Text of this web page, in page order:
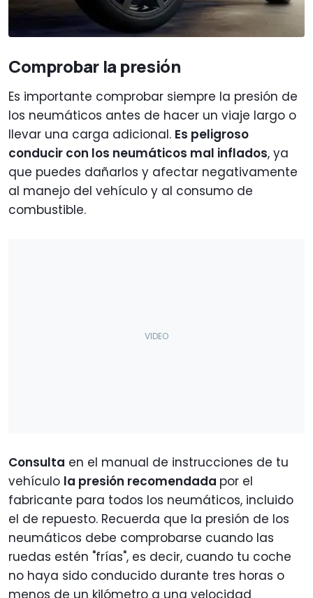
Comprobar la presión
Es importante comprobar siempre la presión de
los neumáticos antes de hacer un viaje largo o
llevar una carga adicional. Es peligroso
conducir con los neumáticos mal inflados, ya
que puedes dañarlos y afectar negativamente
al manejo del vehículo y al consumo de
combustible.
Consulta en el manual de instrucciones de tu
vehículo la presión recomendada por el
fabricante para todos los neumáticos, incluido
el de repuesto. Recuerda que la presión de los
neumáticos debe comprobarse cuando las
ruedas estén "frías", es decir, cuando tu coche
no haya sido conducido durante tres horas o
menos de un kilómetro a una velocidad